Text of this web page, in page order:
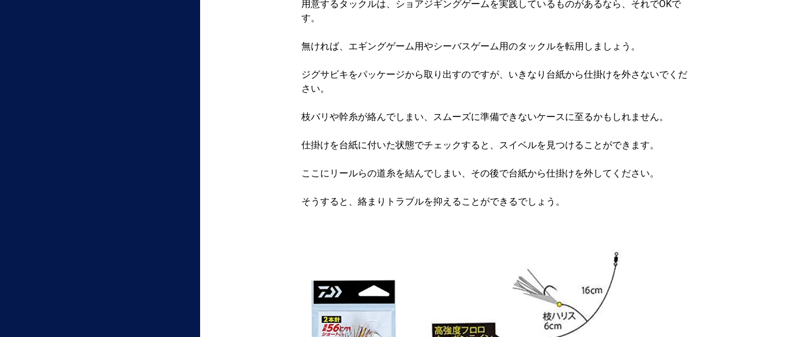
用意するタックルは、ショアジギングゲームを実践しているものがあるなら、それでOKで
す。
無ければ、エギングゲーム用やシーバスゲーム用のタックルを転用しましょう。
ジグサビキをパッケージから取り出すのですが、いきなり台紙から仕掛けを外さないでくだ
さい。
枝バリや幹糸が絡んでしまい、スムーズに準備できないケースに至るかもしれません。
仕掛けを台紙に付いた状態でチェックすると、スイベルを見つけることができます。
ここにリールらの道糸を結んでしまい、その後で台紙から仕掛けを外してください。
そうすると、絡まりトラブルを抑えることができるでしょう。